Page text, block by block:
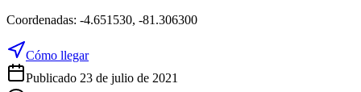
Coordenadas: -4.651530, -81.306300
Cómo llegar
Publicado 23 de julio de 2021